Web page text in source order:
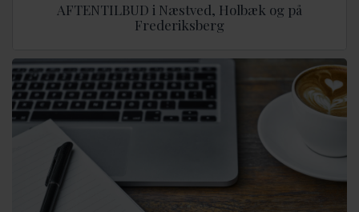
AFTENTILBUD i Næstved, Holbæk og på
Frederiksberg